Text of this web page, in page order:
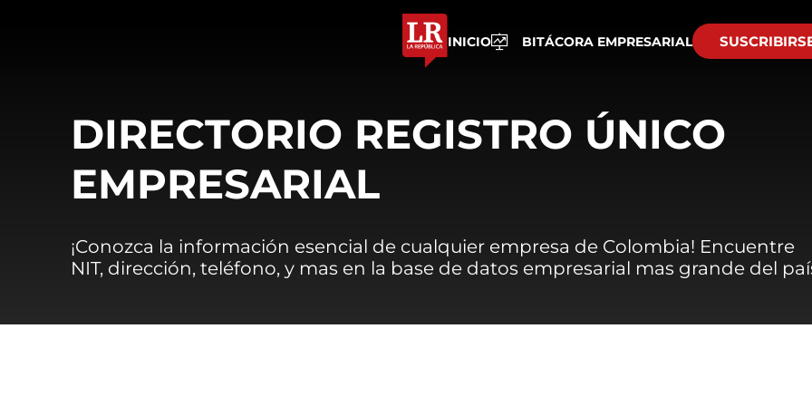
INICIO BITÁCORA EMPRESARIAL
DIRECTORIO REGISTRO ÚNICO
EMPRESARIAL
¡Conozca la información esencial de cualquier empresa de Colombia! Encuentre
NIT, dirección, teléfono, y mas en la base de datos empresarial mas grande del